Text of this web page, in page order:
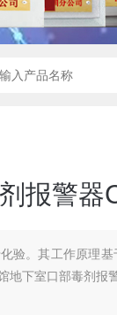
报警器
验。其工作原理
地下室口部毒剂报